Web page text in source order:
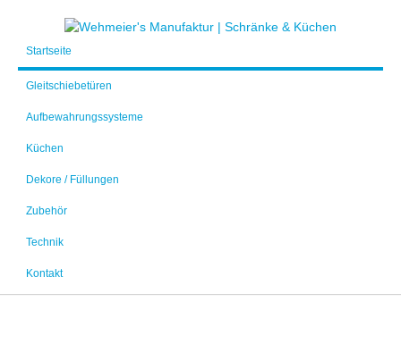
Startseite
Gleitschiebetüren
Aufbewahrungssysteme
Küchen
Dekore / Füllungen
Zubehör
Technik
Kontakt